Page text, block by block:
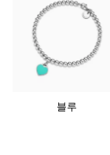
블루